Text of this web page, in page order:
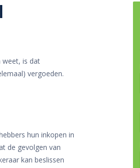
weet, is dat
vergoeden.
hun inkopen in
de gevolgen van
kan beslissen